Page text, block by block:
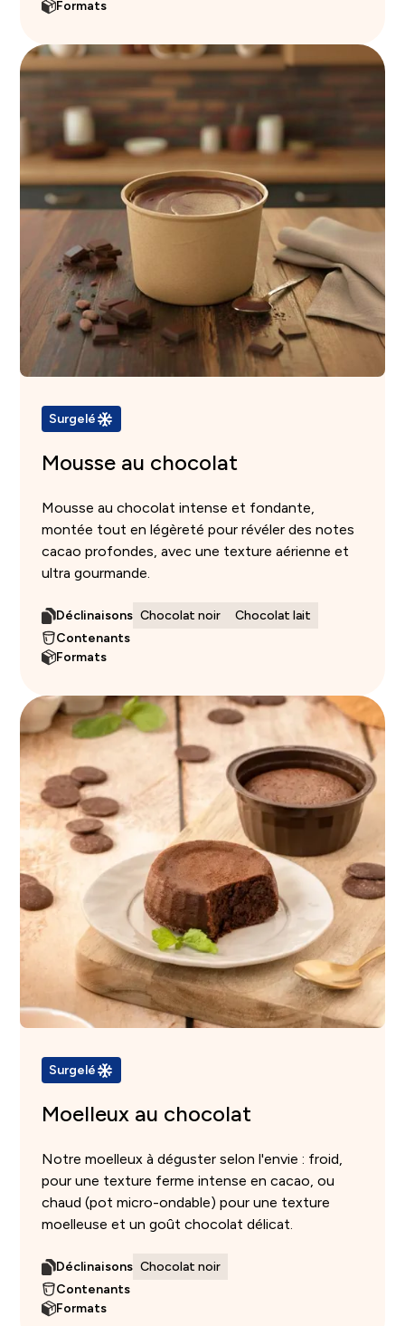
Formats
Surgelé
Mousse au chocolat
Mousse au chocolat intense et fondante,
montée tout en légèreté pour révéler des notes
cacao profondes, avec une texture aérienne et
ultra gourmande.
Déclinaisons Chocolat noir
Chocolat lait
Contenants
Formats
Surgelé
Moelleux au chocolat
Notre moelleux à déguster selon l'envie : froid,
pour une texture ferme intense en cacao, ou
chaud (pot micro-ondable) pour une texture
moelleuse et un goût chocolat délicat.
Déclinaisons Chocolat noir
Contenants
Formats